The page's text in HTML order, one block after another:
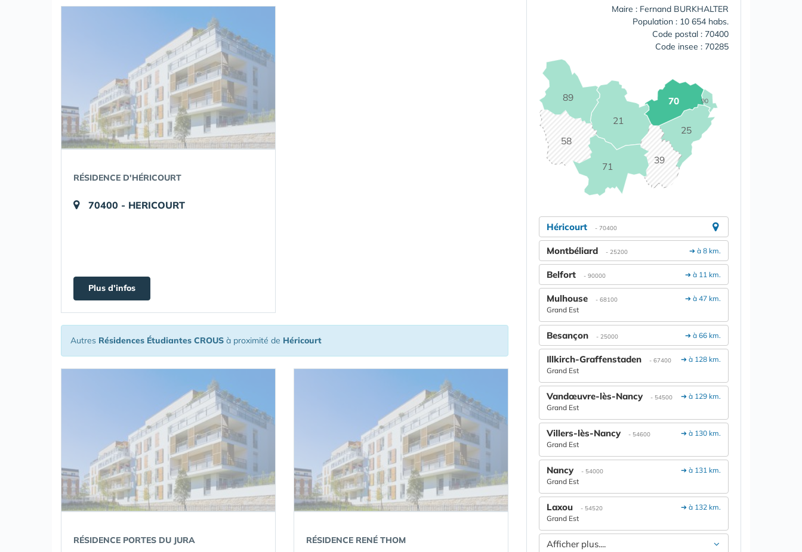
RÉSIDENCE D'HÉRICOURT
70400 - HERICOURT
Plus d'infos
Autres Résidences Étudiantes CROUS à proximité de Héricourt
RÉSIDENCE PORTES DU JURA RÉSIDENCE RENÉ THOM
Maire : Fernand BURKHALTER
Population : 10 654 habs.
Code postal : 70400
Code insee : 70285
21
25
39
58
70
71
89 90
Héricourt - 70400
➔ à 8 km.
Montbéliard - 25200
➔ à 11 km.
Belfort - 90000
➔ à 47 km.
Mulhouse - 68100
Grand Est
➔ à 66 km.
Besançon - 25000
➔ à 128 km.
Illkirch-Graffenstaden - 67400
Grand Est
➔ à 129 km.
Vandœuvre-lès-Nancy - 54500
Grand Est
➔ à 130 km.
Villers-lès-Nancy - 54600
Grand Est
➔ à 131 km.
Nancy - 54000
Grand Est
➔ à 132 km.
Laxou - 54520
Grand Est
Afficher plus....